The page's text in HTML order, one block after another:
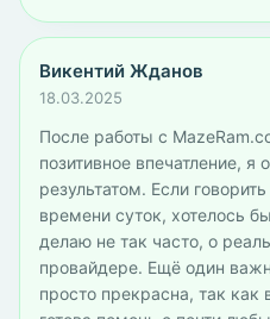
Викентий Жданов
18.03.2025
После работы с
позитивное впечатление, я
результатом. Если
времени суток, хотелось
делаю не так часто, о
провайдере. Ещё один
просто прекрасна, так как